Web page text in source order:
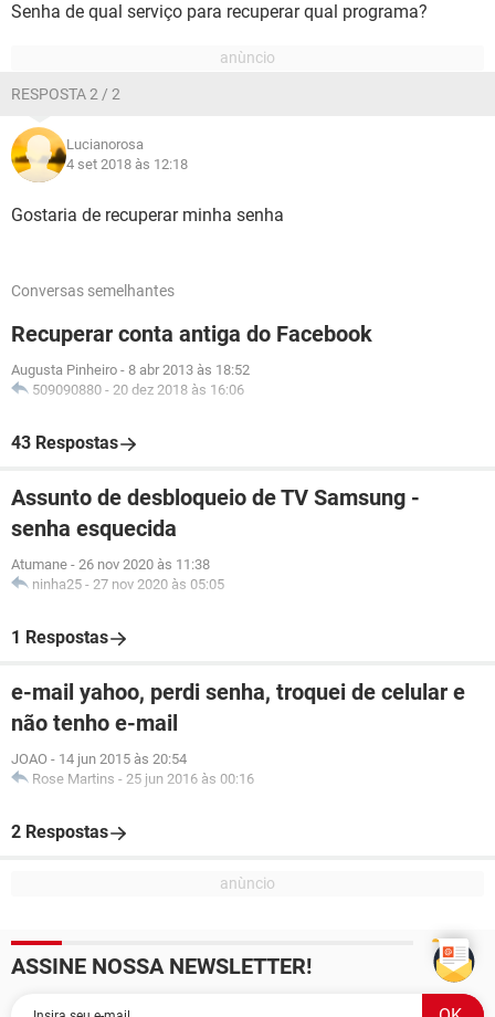
Senha de qual serviço para recuperar qual programa?
RESPOSTA 2 / 2
Lucianorosa
4 set 2018 às 12:18
Gostaria de recuperar minha senha
Conversas semelhantes
Recuperar conta antiga do Facebook
Augusta Pinheiro - 8 abr 2013 às 18:52
509090880 - 20 dez 2018 às 16:06
43 Respostas
Assunto de desbloqueio de TV Samsung -
senha esquecida
Atumane - 26 nov 2020 às 11:38
ninha25 - 27 nov 2020 às 05:05
1 Respostas
e-mail yahoo, perdi senha, troquei de celular e
não tenho e-mail
JOAO - 14 jun 2015 às 20:54
Rose Martins - 25 jun 2016 às 00:16
2 Respostas
ASSINE NOSSA NEWSLETTER!